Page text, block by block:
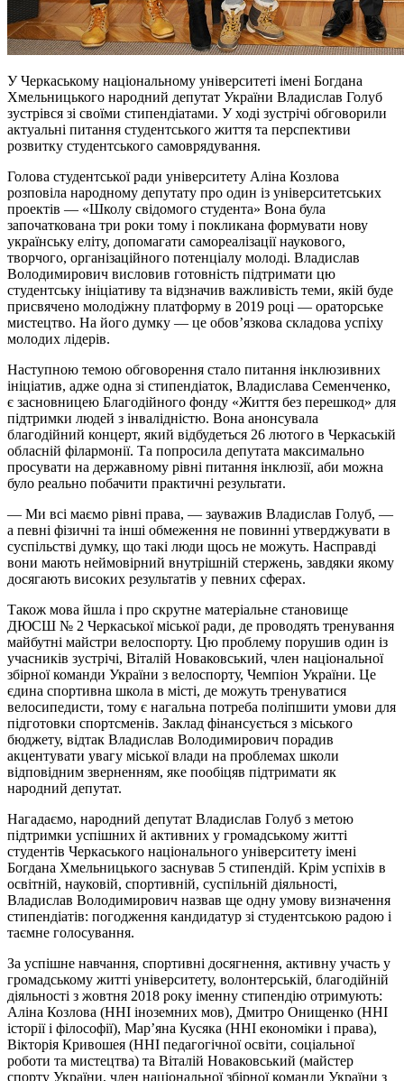
У Черкаському національному університеті імені Богдана
Хмельницького народний депутат України Владислав Голуб
зустрівся зі своїми стипендіатами. У ході зустрічі обговорили
актуальні питання студентського життя та перспективи
розвитку студентського самоврядування.
Голова студентської ради університету Аліна Козлова
розповіла народному депутату про один із університетських
проектів — «Школу свідомого студента» Вона була
започаткована три роки тому і покликана формувати нову
українську еліту, допомагати самореалізації наукового,
творчого, організаційного потенціалу молоді. Владислав
Володимирович висловив готовність підтримати цю
студентську ініціативу та відзначив важливість теми, якій буде
присвячено молодіжну платформу в 2019 році — ораторське
мистецтво. На його думку — це обов’язкова складова успіху
молодих лідерів.
Наступною темою обговорення стало питання інклюзивних
ініціатив, адже одна зі стипендіаток, Владислава Семенченко,
є засновницею Благодійного фонду «Життя без перешкод» для
підтримки людей з інвалідністю. Вона анонсувала
благодійний концерт, який відбудеться 26 лютого в Черкаській
обласній філармонії. Та попросила депутата максимально
просувати на державному рівні питання інклюзії, аби можна
було реально побачити практичні результати.
— Ми всі маємо рівні права, — зауважив Владислав Голуб, —
а певні фізичні та інші обмеження не повинні утверджувати в
суспільстві думку, що такі люди щось не можуть. Насправді
вони мають неймовірний внутрішній стержень, завдяки якому
досягають високих результатів у певних сферах.
Також мова йшла і про скрутне матеріальне становище
ДЮСШ № 2 Черкаської міської ради, де проводять тренування
майбутні майстри велоспорту. Цю проблему порушив один із
учасників зустрічі, Віталій Новаковський, член національної
збірної команди України з велоспорту, Чемпіон України. Це
єдина спортивна школа в місті, де можуть тренуватися
велосипедисти, тому є нагальна потреба поліпшити умови для
підготовки спортсменів. Заклад фінансується з міського
бюджету, відтак Владислав Володимирович порадив
акцентувати увагу міської влади на проблемах школи
відповідним зверненням, яке пообіцяв підтримати як
народний депутат.
Нагадаємо, народний депутат Владислав Голуб з метою
підтримки успішних й активних у громадському житті
студентів Черкаського національного університету імені
Богдана Хмельницького заснував 5 стипендій. Крім успіхів в
освітній, науковій, спортивній, суспільній діяльності,
Владислав Володимирович назвав ще одну умову визначення
стипендіатів: погодження кандидатур зі студентською радою і
таємне голосування.
За успішне навчання, спортивні досягнення, активну участь у
громадському житті університету, волонтерській, благодійній
діяльності з жовтня 2018 року іменну стипендію отримують:
Аліна Козлова (ННІ іноземних мов), Дмитро Онищенко (ННІ
історії і філософії), Мар’яна Кусяка (ННІ економіки і права),
Вікторія Кривошея (ННІ педагогічної освіти, соціальної
роботи та мистецтва) та Віталій Новаковський (майстер
спорту України, член національної збірної команди України з